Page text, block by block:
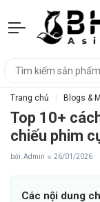
Trang chủ Blogs &
Top 10+
chiếu phim
bởi: Admin 26/01/2026
Các nội dung